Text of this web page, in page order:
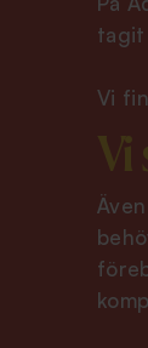
tagit
Vi
Vi